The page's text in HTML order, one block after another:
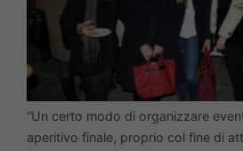
“Un certo modo di organizzare
aperitivo finale, proprio col fine di